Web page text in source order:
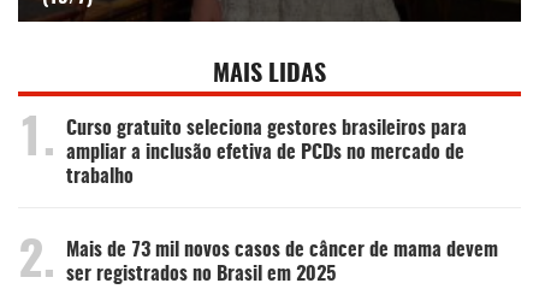
MAIS LIDAS
1.
Curso gratuito seleciona gestores brasileiros para
ampliar a inclusão efetiva de PCDs no mercado de
trabalho
2.
Mais de 73 mil novos casos de câncer de mama devem
ser registrados no Brasil em 2025